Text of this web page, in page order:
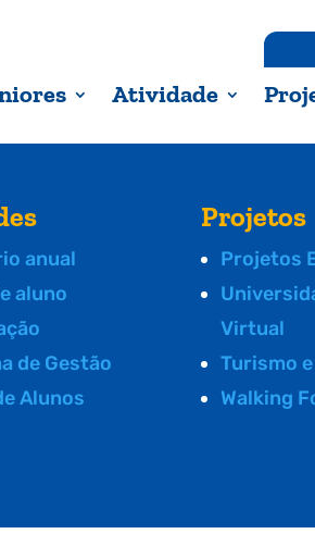
Atividade
anual
aluno
de Gestão
Alunos
Projetos
Projetos
Virtual
Turismo
Walking